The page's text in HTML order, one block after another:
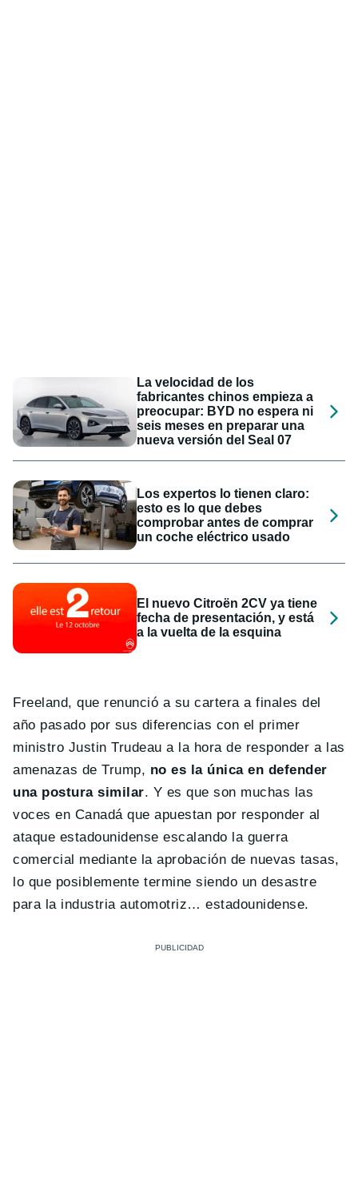
La velocidad de los
fabricantes chinos empieza a
preocupar: BYD no espera ni
seis meses en preparar una
nueva versión del Seal 07
Los expertos lo tienen claro:
esto es lo que debes
comprobar antes de comprar
un coche eléctrico usado
El nuevo Citroën 2CV ya tiene
fecha de presentación, y está
a la vuelta de la esquina
Freeland, que renunció a su cartera a finales del
año pasado por sus diferencias con el primer
ministro Justin Trudeau a la hora de responder a las
amenazas de Trump, no es la única en defender
una postura similar. Y es que son muchas las
voces en Canadá que apuestan por responder al
ataque estadounidense escalando la guerra
comercial mediante la aprobación de nuevas tasas,
lo que posiblemente termine siendo un desastre
para la industria automotriz… estadounidense.